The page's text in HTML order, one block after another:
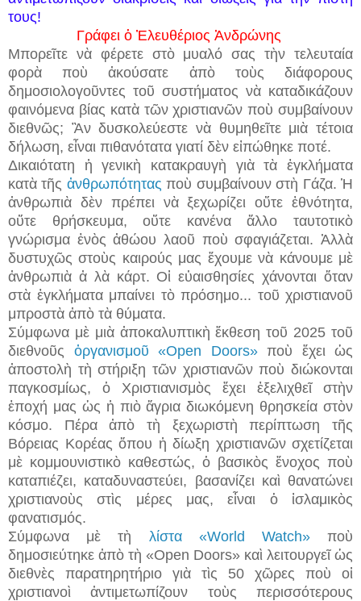
τους!
Γράφει ὁ Ἐλευθέριος Ἀνδρώνης
Μπορεῖτε νὰ φέρετε στὸ μυαλό σας τὴν τελευταία
φορὰ ποὺ ἀκούσατε ἀπὸ τοὺς διάφορους
δημοσιολογοῦντες τοῦ συστήματος νὰ καταδικάζουν
φαινόμενα βίας κατὰ τῶν χριστιανῶν ποὺ συμβαίνουν
διεθνῶς; Ἂν δυσκολεύεστε νὰ θυμηθεῖτε μιὰ τέτοια
δήλωση, εἶναι πιθανότατα γιατί δὲν εἰπώθηκε ποτέ.
Δικαιότατη ἡ γενικὴ κατακραυγὴ γιὰ τὰ ἐγκλήματα
κατὰ τῆς ἀνθρωπότητας ποὺ συμβαίνουν στὴ Γάζα. Ἡ
ἀνθρωπιὰ δὲν πρέπει νὰ ξεχωρίζει οὔτε ἐθνότητα,
οὔτε θρήσκευμα, οὔτε κανένα ἄλλο ταυτοτικὸ
γνώρισμα ἑνὸς ἀθώου λαοῦ ποὺ σφαγιάζεται. Ἀλλὰ
δυστυχῶς στοὺς καιρούς μας ἔχουμε νὰ κάνουμε μὲ
ἀνθρωπιὰ ἀ λὰ κάρτ. Οἱ εὐαισθησίες χάνονται ὅταν
στὰ ἐγκλήματα μπαίνει τὸ πρόσημο... τοῦ χριστιανοῦ
μπροστὰ ἀπὸ τὰ θύματα.
Σύμφωνα μὲ μιὰ ἀποκαλυπτικὴ ἔκθεση τοῦ 2025 τοῦ
διεθνοῦς ὀργανισμοῦ «Open Doors»ποὺ ἔχει ὡς
ἀποστολὴ τὴ στήριξη τῶν χριστιανῶν ποὺ διώκονται
παγκοσμίως, ὁ Χριστιανισμὸς ἔχει ἐξελιχθεῖ στὴν
ἐποχή μας ὡς ἡ πιὸ ἄγρια διωκόμενη θρησκεία στὸν
κόσμο. Πέρα ἀπὸ τὴ ξεχωριστὴ περίπτωση τῆς
Βόρειας Κορέας ὅπου ἡ δίωξη χριστιανῶν σχετίζεται
μὲ κομμουνιστικὸ καθεστώς, ὁ βασικὸς ἔνοχος ποὺ
καταπιέζει, καταδυναστεύει, βασανίζει καὶ θανατώνει
χριστιανοὺς στὶς μέρες μας, εἶναι ὁ ἰσλαμικὸς
φανατισμός.
Σύμφωνα μὲ τὴ λίστα «World Watch»ποὺ
δημοσιεύτηκε ἀπὸ τὴ «Open Doors» καὶ λειτουργεῖ ὡς
διεθνὲς παρατηρητήριο γιὰ τὶς 50 χῶρες ποὺ οἱ
χριστιανοὶ ἀντιμετωπίζουν τοὺς περισσότερους